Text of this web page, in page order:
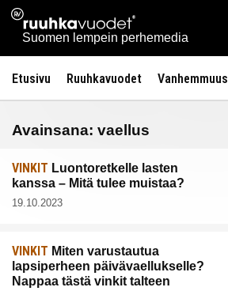
Siirry
sisältöön
Ruuhkavuodet.fi
Suomen lempein perhemedia
Etusivu Ruuhkavuodet Vanhemmuus
Avainsana: vaellus
VINKIT Luontoretkelle lasten
kanssa – Mitä tulee muistaa?
19.10.2023
VINKIT Miten varustautua
lapsiperheen päivävaellukselle?
Nappaa tästä vinkit talteen